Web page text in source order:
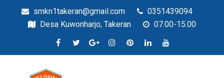
smkn1takeran@gmail.com
0351439094
Desa Kuwonharjo, Takeran
07.00-15.00